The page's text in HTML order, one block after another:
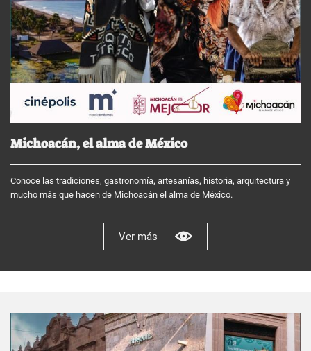
Michoacán, el alma de México
Conoce las tradiciones, gastronomía, artesanías, historia, arquitectura y
mucho más que hacen de Michoacán el alma de México.
Ver más